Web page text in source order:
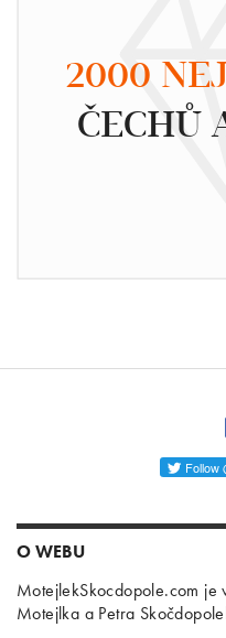
2000
ČECHŮ
Follow
O WEBU
MotejlekSkocdopole.com
Motejlka a Petra